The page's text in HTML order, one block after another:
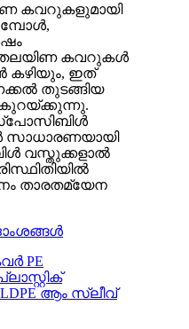
കവറുകളുമായി
കവറുകൾ
കഴിയും, ഇത്
തുടങ്ങിയ
വസ്തുക്കളാൽ
താരതമ്യേന